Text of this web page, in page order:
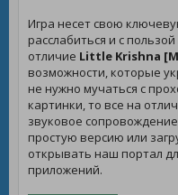
Игра несет свою
расслабиться и с
отличие Little Krishna
возможности, которые
не нужно мучаться с
картинки, то все на
звуковое
простую версию или
открывать наш портал
приложений.